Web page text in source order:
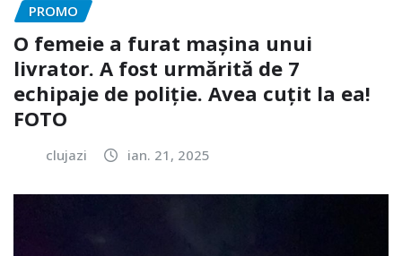
PROMO
O femeie a furat mașina unui
livrator. A fost urmărită de 7
echipaje de poliție. Avea cuțit la ea!
FOTO
clujazi ian. 21, 2025